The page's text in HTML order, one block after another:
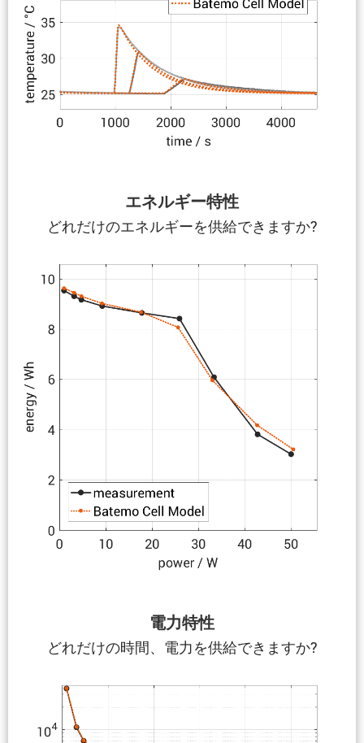
エネルギー特性
どれだけのエネルギーを供給できますか?
電力特性
どれだけの時間、電力を供給できますか?